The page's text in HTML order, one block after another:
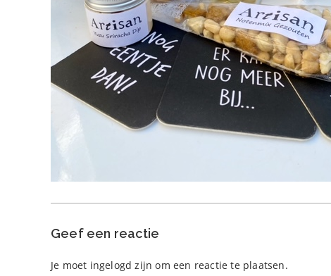
Geef een reactie
Je moet ingelogd zijn om een reactie te plaatsen.